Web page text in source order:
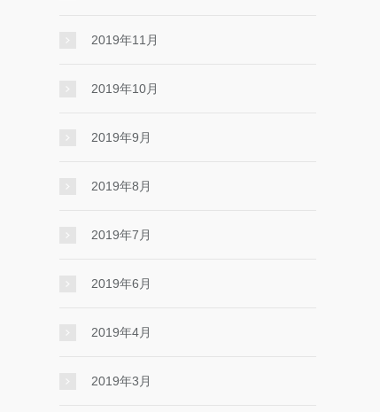
2019年11月
2019年10月
2019年9月
2019年8月
2019年7月
2019年6月
2019年4月
2019年3月